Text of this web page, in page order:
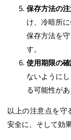
保存方法の
け、冷暗所
保存方法を
す。
使用期限の
ないように
る可能性があ
以上の注意点を守
安全に、そして効